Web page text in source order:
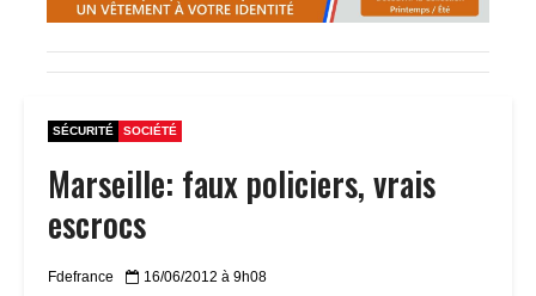
SÉCURITÉ SOCIÉTÉ
Marseille: faux policiers, vrais
escrocs
Fdefrance 16/06/2012 à 9h08